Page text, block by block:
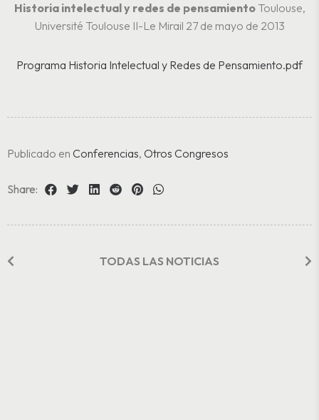
Historia intelectual y redes de pensamientoToulouse,
Université Toulouse II-Le Mirail 27 de mayo de 2013
Programa Historia Intelectual y Redes de Pensamiento.pdf
Publicado en Conferencias, Otros Congresos
Share:
TODAS LAS NOTICIAS